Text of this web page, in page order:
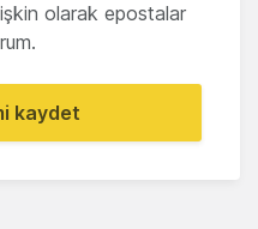
olarak epostalar
kaydet